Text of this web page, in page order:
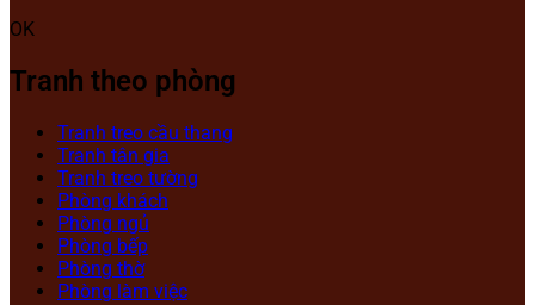
OK
Tranh theo phòng
Tranh treo cầu thang
Tranh tân gia
Tranh treo tường
Phòng khách
Phòng ngủ
Phòng bếp
Phòng thờ
Phòng làm việc